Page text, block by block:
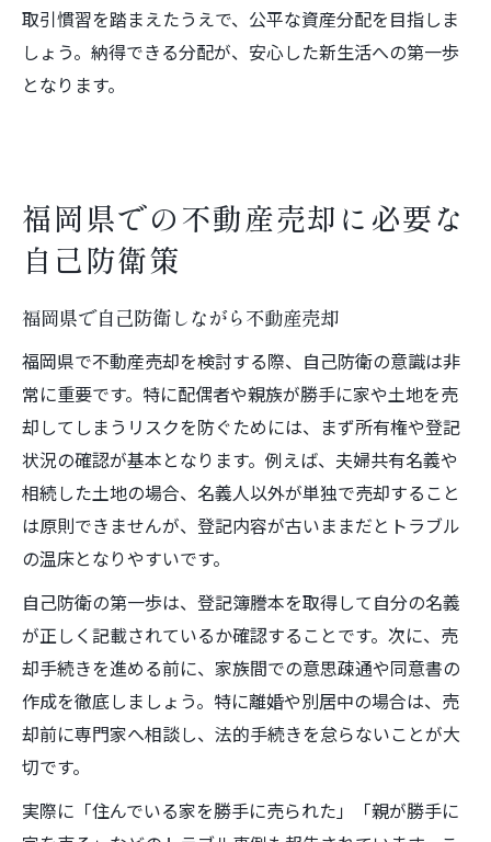
取引慣習を踏まえたうえで、公平な資産分配を目指しま
しょう。納得できる分配が、安心した新生活への第一歩
となります。
福岡県での不動産売却に必要な
自己防衛策
福岡県で自己防衛しながら不動産売却
福岡県で不動産売却を検討する際、自己防衛の意識は非
常に重要です。特に配偶者や親族が勝手に家や土地を売
却してしまうリスクを防ぐためには、まず所有権や登記
状況の確認が基本となります。例えば、夫婦共有名義や
相続した土地の場合、名義人以外が単独で売却すること
は原則できませんが、登記内容が古いままだとトラブル
の温床となりやすいです。
自己防衛の第一歩は、登記簿謄本を取得して自分の名義
が正しく記載されているか確認することです。次に、売
却手続きを進める前に、家族間での意思疎通や同意書の
作成を徹底しましょう。特に離婚や別居中の場合は、売
却前に専門家へ相談し、法的手続きを怠らないことが大
切です。
実際に「住んでいる家を勝手に売られた」「親が勝手に